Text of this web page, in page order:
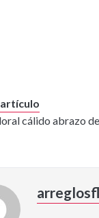
cálido abrazo